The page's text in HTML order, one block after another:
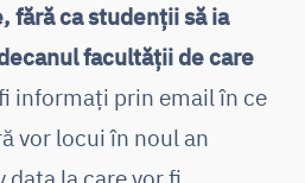
fără ca studenții să ia
facultății de care
informați prin email în ce
vor locui în noul an